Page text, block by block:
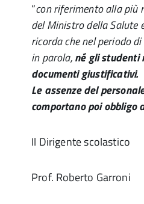
“con riferimento alla più
del Ministro della Salute
ricorda che nel periodo
in parola,né gli studenti
documenti giustificativi.
Le assenze del
comportano poi
Il Dirigente scolastico
Prof. Roberto Garroni